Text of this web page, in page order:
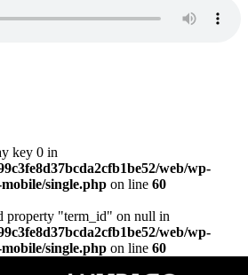
key 0 in
web/wp-
single.php on line 60
property "term_id" on null in
web/wp-
single.php on line 60